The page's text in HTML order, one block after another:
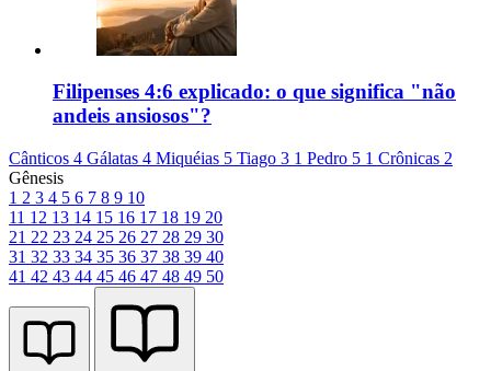
Filipenses 4:6 explicado: o que significa "não
andeis ansiosos"?
Cânticos 4 Gálatas 4 Miquéias 5 Tiago 3 1 Pedro 5 1 Crônicas 2
Gênesis
1 2 3 4 5 6 7 8 9 10
11 12 13 14 15 16 17 18 19 20
21 22 23 24 25 26 27 28 29 30
31 32 33 34 35 36 37 38 39 40
41 42 43 44 45 46 47 48 49 50